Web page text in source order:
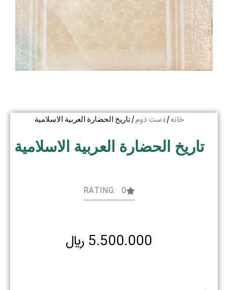
خانه/دست دوم/ تاریخ الحضارة العربیة الاسلامیة
تاریخ الحضارة العربیة الاسلامیة
RATING: 0
5.500.000 ﷼